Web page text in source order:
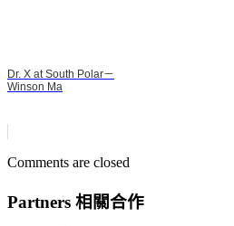
Dr. X at South Polar－
Winson Ma
Comments are closed
Partners 相關合作